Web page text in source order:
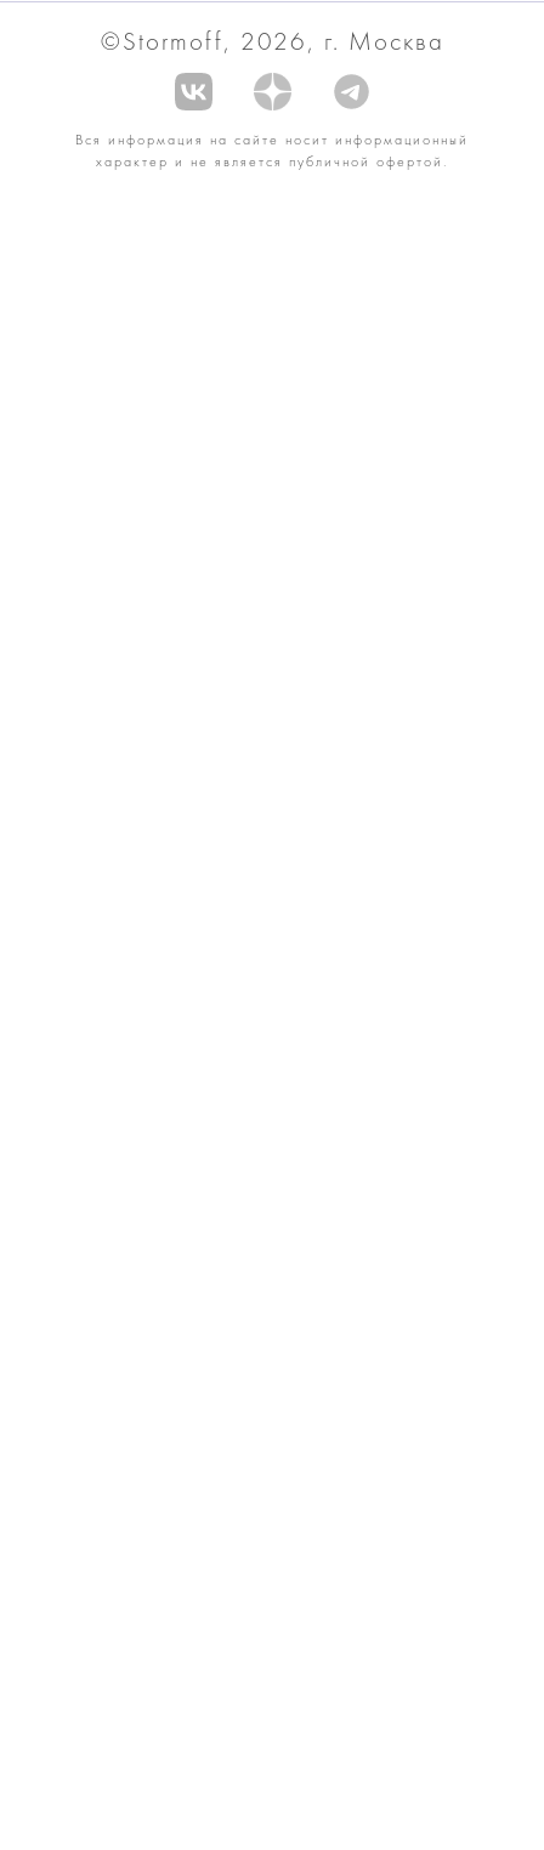
©Stormoff, 2026, г. Москва
Вся информация на сайте носит информационный
характер и не является публичной офертой.